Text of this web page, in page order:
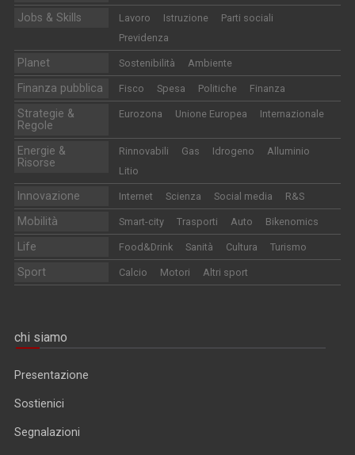
Jobs & Skills Lavoro Istruzione
Parti sociali
Previdenza
Planet Sostenibilità Ambiente
Finanza pubblica Fisco Spesa Politiche Finanza
Strategie &
Regole
Eurozona Unione Europea Internazionale
Energie &
Risorse
Rinnovabili Gas Idrogeno
Alluminio
Litio
Innovazione Internet Scienza Social media R&S
Mobilità Smart-city Trasporti Auto Bikenomics
Life Food&Drink Sanità Cultura Turismo
Sport Calcio Motori Altri sport
chi siamo
Presentazione
Sostienici
Segnalazioni